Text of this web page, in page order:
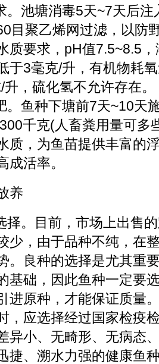
池塘消毒5天~7天后注
目聚乙烯网过滤，以防
质要求，pH值7.5~8.5
于3毫克/升，有机物耗
，硫化氢不允许存在。
鱼种下塘前7天~10天
千克(人畜粪用量可多
质，为鱼苗提供丰富的
成活率。
养
。目前，市场上出售的
少，由于品种不纯，在
。良种的选择是尤其重
基础，因此鱼种一定要
进原种，才能保证质量
应选择经过国家检疫检
异小、无畸形、无病态
捷、溯水力强的健康鱼